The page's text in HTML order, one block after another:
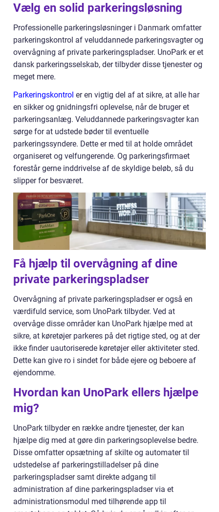
Vælg en solid parkeringsløsning
Professionelle parkeringsløsninger i Danmark omfatter
parkeringskontrol af veluddannede parkeringsvagter og
overvågning af private parkeringspladser. UnoPark er et
dansk parkeringsselskab, der tilbyder disse tjenester og
meget mere.
Parkeringskontrol er en vigtig del af at sikre, at alle har
en sikker og gnidningsfri oplevelse, når de bruger et
parkeringsanlæg. Veluddannede parkeringsvagter kan
sørge for at udstede bøder til eventuelle
parkeringssyndere. Dette er med til at holde området
organiseret og velfungerende. Og parkeringsfirmaet
forestår gerne inddrivelse af de skyldige beløb, så du
slipper for besværet.
Få hjælp til overvågning af dine
private parkeringspladser
Overvågning af private parkeringspladser er også en
værdifuld service, som UnoPark tilbyder. Ved at
overvåge disse områder kan UnoPark hjælpe med at
sikre, at køretøjer parkeres på det rigtige sted, og at der
ikke finder uautoriserede køretøjer eller aktiviteter sted.
Dette kan give ro i sindet for både ejere og beboere af
ejendomme.
Hvordan kan UnoPark ellers hjælpe
mig?
UnoPark tilbyder en række andre tjenester, der kan
hjælpe dig med at gøre din parkeringsoplevelse bedre.
Disse omfatter opsætning af skilte og automater til
udstedelse af parkeringstilladelser på dine
parkeringspladser samt direkte adgang til
administration af dine parkeringspladser via et
administrationsmodul med tilhørende app til